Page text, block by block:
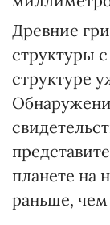
Древние
структуры
структуре
планете на
раньше, чем